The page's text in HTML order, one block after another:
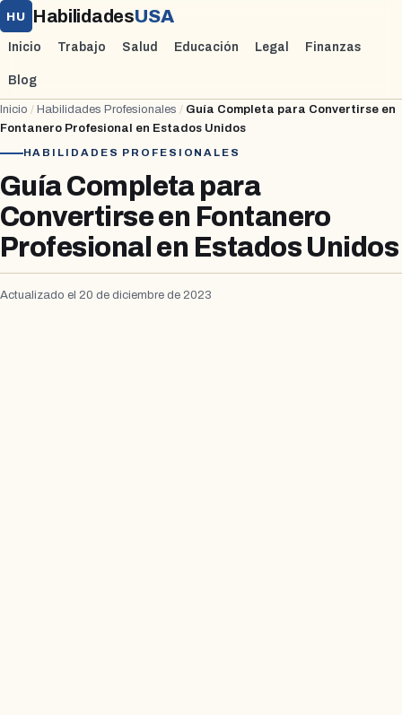
HU HabilidadesUSA
Inicio Trabajo Salud Educación Legal Finanzas
Blog
Inicio / Habilidades Profesionales / Guía Completa para Convertirse en
Fontanero Profesional en Estados Unidos
HABILIDADES PROFESIONALES
Guía Completa para
Convertirse en Fontanero
Profesional en Estados Unidos
Actualizado el 20 de diciembre de 2023